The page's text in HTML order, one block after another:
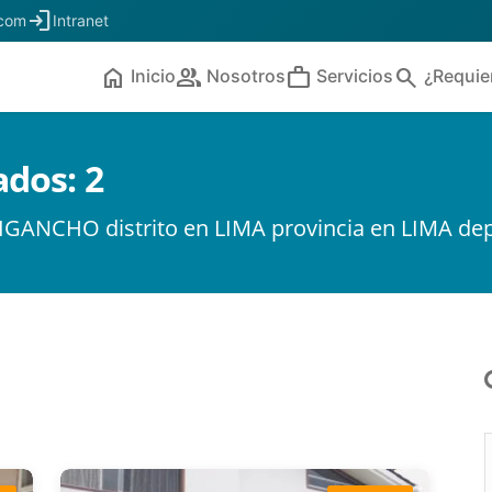
loginIntranet
home Iniciopeople Nosotroswork Servicios search
2
distrito en LIMA provincia en LIMA